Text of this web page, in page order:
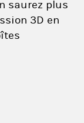
saurez plus
3D en